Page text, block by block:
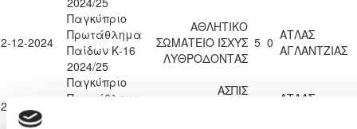
12-2024
Παγκύπριο
Πρωτάθλημα
Παίδων Κ-16
2024/25
ΑΘΛΗΤΙΚΟ
ΣΩΜΑΤΕΙΟ ΙΣΧΥΣ
ΛΥΘΡΟΔΟΝΤΑΣ
5 0 ΑΤΛΑΣ
ΑΓΛΑΝΤΖΙΑΣ
01-2025
Παγκύπριο
Πρωτάθλημα
ΑΣΠΙΣ
ΑΤΛΑΣ